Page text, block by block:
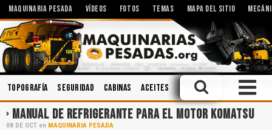
MAQUINARIA PESADA VÍDEOS FOTOS TEMAS MAPA DEL SITIO
Topografía Seguridad Cabinas Aceites Hidráulica Manejo
MANUAL DE REFRIGERANTE PARA EL MOTOR KOMATSU
08 DE OCT en MAQUINARIA PESADA